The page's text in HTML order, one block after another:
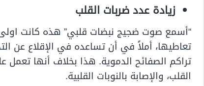
زيادة عدد ضربات القلب
“أسمع صوت ضجيج نبضات قلبي” هذه كانت اولى
تعاطيها، أملاً في أن تساعده في الإقلاع عن
تراكم الصفائح الدموية. هذا بخلاف أنها تعمل
القلب، والإصابة بالنوبات القلبية.